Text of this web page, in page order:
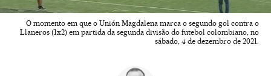
O momento em que o Unión Magdalena marca o segundo gol contra o
Llaneros (1x2) em partida da segunda divisão do futebol colombiano, no
sábado, 4 de dezembro de 2021.